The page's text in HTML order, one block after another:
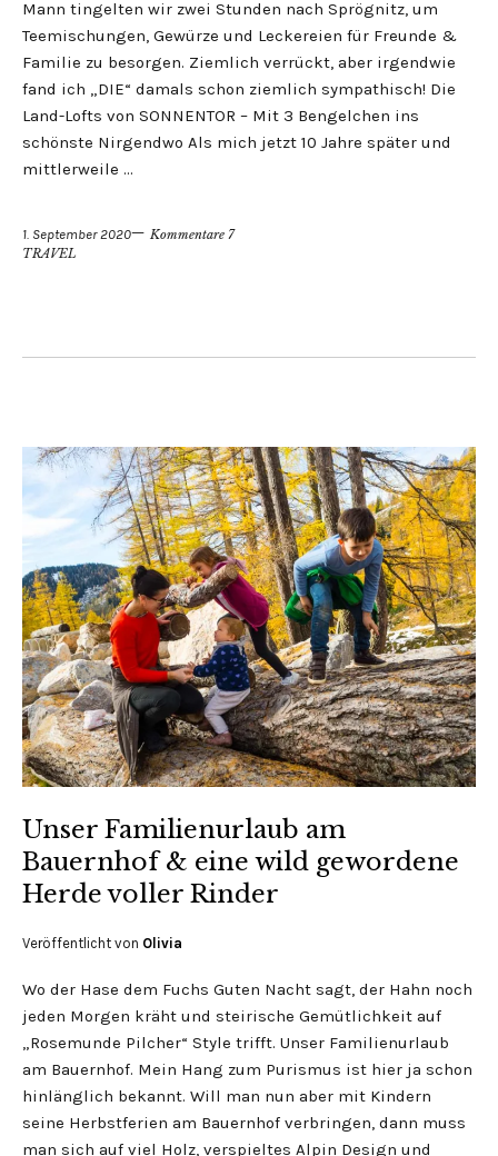
Mann tingelten wir zwei Stunden nach Sprögnitz, um
Teemischungen, Gewürze und Leckereien für Freunde &
Familie zu besorgen. Ziemlich verrückt, aber irgendwie
fand ich „DIE“ damals schon ziemlich sympathisch! Die
Land-Lofts von SONNENTOR – Mit 3 Bengelchen ins
schönste Nirgendwo Als mich jetzt 10 Jahre später und
mittlerweile …
1. September 2020
Kommentare 7
TRAVEL
Unser Familienurlaub am
Bauernhof & eine wild gewordene
Herde voller Rinder
Veröffentlicht von Olivia
Wo der Hase dem Fuchs Guten Nacht sagt, der Hahn noch
jeden Morgen kräht und steirische Gemütlichkeit auf
„Rosemunde Pilcher“ Style trifft. Unser Familienurlaub
am Bauernhof. Mein Hang zum Purismus ist hier ja schon
hinlänglich bekannt. Will man nun aber mit Kindern
seine Herbstferien am Bauernhof verbringen, dann muss
man sich auf viel Holz, verspieltes Alpin Design und